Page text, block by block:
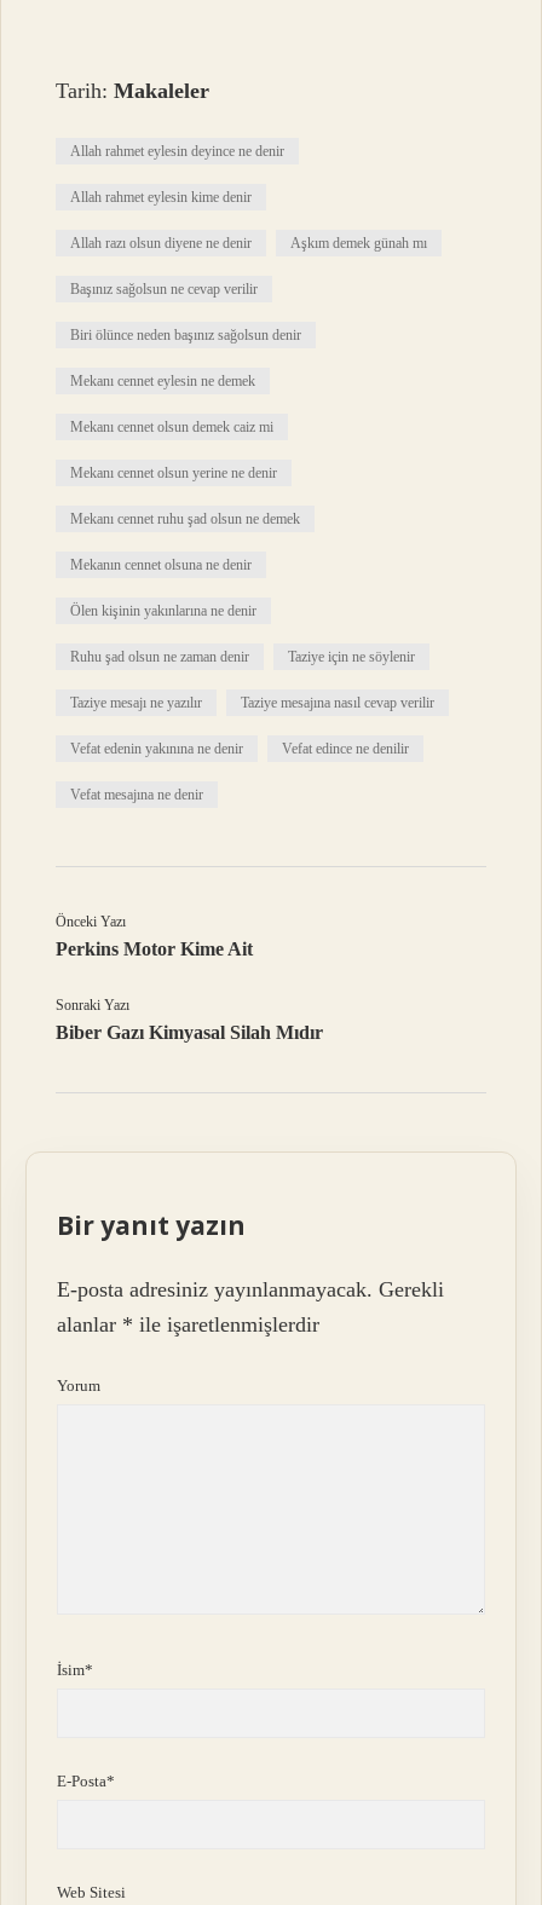
Tarih:Makaleler
Allah rahmet eylesin deyince ne denir
Allah rahmet eylesin kime denir
Allah razı olsun diyene ne denir Aşkım demek günah mı
Başınız sağolsun ne cevap verilir
Biri ölünce neden başınız sağolsun denir
Mekanı cennet eylesin ne demek
Mekanı cennet olsun demek caiz mi
Mekanı cennet olsun yerine ne denir
Mekanı cennet ruhu şad olsun ne demek
Mekanın cennet olsuna ne denir
Ölen kişinin yakınlarına ne denir
Ruhu şad olsun ne zaman denir Taziye için ne söylenir
Taziye mesajı ne yazılır Taziye mesajına nasıl cevap verilir
Vefat edenin yakınına ne denir Vefat edince ne denilir
Vefat mesajına ne denir
Önceki Yazı
Perkins Motor Kime Ait
Sonraki Yazı
Biber Gazı Kimyasal Silah Mıdır
Bir yanıt yazın
E-posta adresiniz yayınlanmayacak. Gerekli
alanlar * ile işaretlenmişlerdir
Yorum
İsim*
E-Posta*
Web Sitesi